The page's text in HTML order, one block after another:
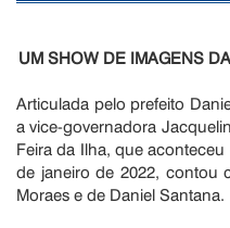
UM SHOW DE IMAGENS
Articulada pelo prefeito
a vice-governadora
Feira da Ilha, que
de janeiro de 2022, contou
Moraes e de Daniel Santana.